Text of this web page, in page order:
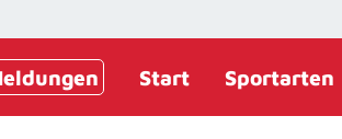
Start Sportarten